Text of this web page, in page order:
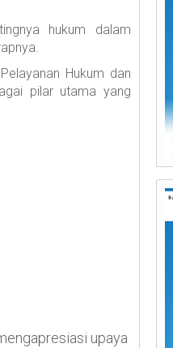
hukum dalam
Hukum dan
pilar utama yang
upaya